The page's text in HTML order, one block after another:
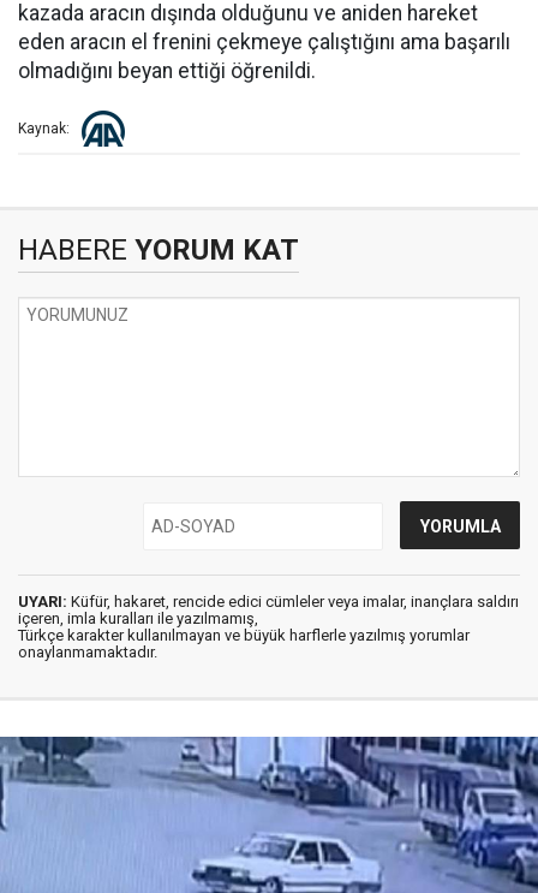
kazada aracın dışında olduğunu ve aniden hareket
eden aracın el frenini çekmeye çalıştığını ama başarılı
olmadığını beyan ettiği öğrenildi.
Kaynak:
HABERE YORUM KAT
UYARI: Küfür, hakaret, rencide edici cümleler veya imalar, inançlara saldırı
içeren, imla kuralları ile yazılmamış,
Türkçe karakter kullanılmayan ve büyük harflerle yazılmış yorumlar
onaylanmamaktadır.